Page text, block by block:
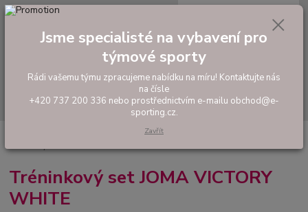
Hledat
tel: +420 737 200 336
0,00 Kč
Tréninkové oblečení
Tréninkový set JOMA VICTORY WHITE
Tréninkový set JOMA VICTORY
WHITE
Jsme specialisté na vybavení pro
týmové sporty
Rádi vašemu týmu zpracujeme nabídku na míru! Kontaktujte nás
na čísle
+420 737 200 336 nebo prostřednictvím e-mailu obchod@e-
sporting.cz.
Zavřít